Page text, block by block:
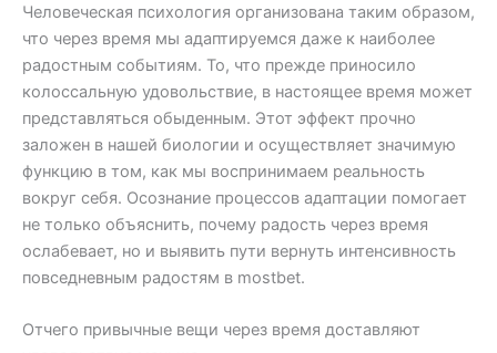
Человеческая психология организована таким образом,
что через время мы адаптируемся даже к наиболее
радостным событиям. То, что прежде приносило
колоссальную удовольствие, в настоящее время может
представляться обыденным. Этот эффект прочно
заложен в нашей биологии и осуществляет значимую
функцию в том, как мы воспринимаем реальность
вокруг себя. Осознание процессов адаптации помогает
не только объяснить, почему радость через время
ослабевает, но и выявить пути вернуть интенсивность
повседневным радостям в mostbet.
Отчего привычные вещи через время доставляют